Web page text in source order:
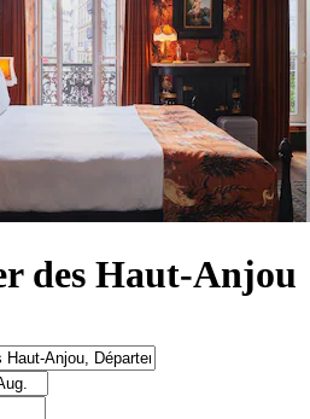
des Haut-Anjou